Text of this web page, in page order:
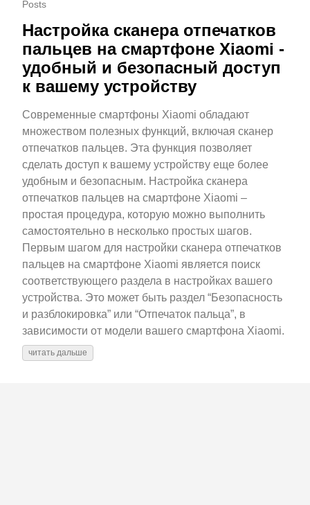
Posts
Настройка сканера отпечатков
пальцев на смартфоне Xiaomi -
удобный и безопасный доступ
к вашему устройству
Современные смартфоны Xiaomi обладают
множеством полезных функций, включая сканер
отпечатков пальцев. Эта функция позволяет
сделать доступ к вашему устройству еще более
удобным и безопасным. Настройка сканера
отпечатков пальцев на смартфоне Xiaomi –
простая процедура, которую можно выполнить
самостоятельно в несколько простых шагов.
Первым шагом для настройки сканера отпечатков
пальцев на смартфоне Xiaomi является поиск
соответствующего раздела в настройках вашего
устройства. Это может быть раздел “Безопасность
и разблокировка” или “Отпечаток пальца”, в
зависимости от модели вашего смартфона Xiaomi.
читать дальше